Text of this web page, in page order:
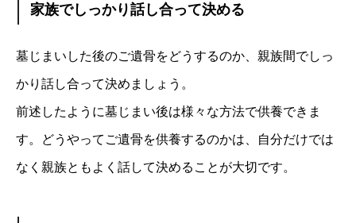
家族でしっかり話し合って決める
墓じまいした後のご遺骨をどうするのか、親族間でしっ
かり話し合って決めましょう。
前述したように墓じまい後は様々な方法で供養できま
す。どうやってご遺骨を供養するのかは、自分だけでは
なく親族ともよく話して決めることが大切です。